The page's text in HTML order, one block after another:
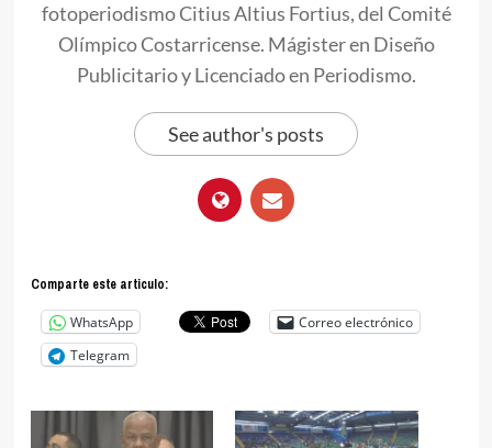
fotoperiodismo Citius Altius Fortius, del Comité
Olímpico Costarricense. Mágister en Diseño
Publicitario y Licenciado en Periodismo.
See author's posts
Comparte este articulo:
WhatsApp
Correo electrónico
Telegram